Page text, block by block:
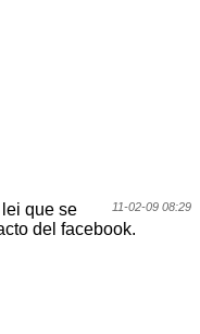
11-02-09 08:29
que se
del facebook.